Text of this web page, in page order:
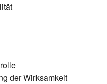
der Wirksamkeit